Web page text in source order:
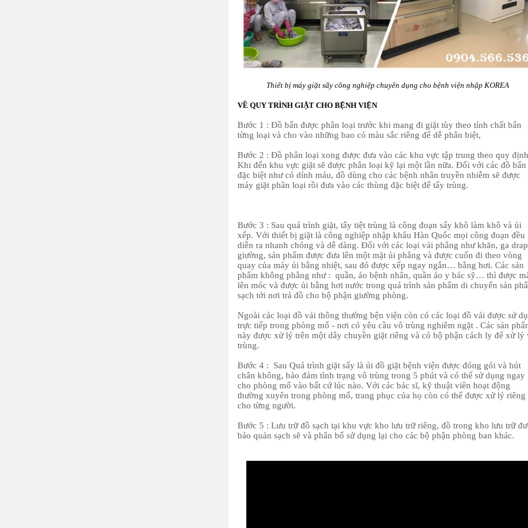
Thiết bị máy giặt sấy công nghiệp chuyên dụng cho bệnh viện nhập KOREA
VỀ QUY TRÌNH GIẶT CHO BỆNH VIỆN
Bước 1 : Đồ bẩn được phân loại trước khi mang đi giặt tùy theo tính chất bẩn
từng loại và cho vào những bao có màu sắc riêng để dễ phân biệt,
Bước 2 : Đồ phân loại xong được đưa vào các khu vực tập trung theo quy
Khi đến khu vực giặt sẽ được phân loại kỹ lại một lần nữa. Đối với các đồ bẩn
đặc biệt như có dính máu, đồ dùng cho các bệnh nhân truyền nhiễm sẽ được
máy giặt phân loại rồi đưa vào các thùng đặc biệt để tẩy trùng.
Bước 3 : Sau quá trình giặt, tẩy tiệt trùng là công đoạn sấy khô làm khô và ủi
xếp. Với thiết bị giặt là công nghiệp nhập khẩu Hàn Quốc mọi công đoạn đều
diễn ra nhanh chóng và dễ dàng. Đối với các loại vải phẳng như khăn, ga drap
giường, sản phẩm được đưa lên một mặt ủi phẳng và được cuốn đi theo vòng
quay của máy ủi bằng nhiệt, sau đó được xếp ngay ngắn… bằng hơi. Các sản
phẩm không phẳng như : quần, áo bệnh nhân, quần áo y bác sỹ… thì được
lên móc và được ủi bằng hơi nước trong quá trình sản phẩm di chuyển sản
sạch tới nơi trả đồ cho bộ phận giường phòng.
Ngoài các loại đồ vải thông thường bện viện còn có các loại đồ vải được sử
trực tiếp trong phòng mổ - nơi có yêu cầu vô trùng nghiêm ngặt . Các sản
này được xử lý trên một dây chuyền giặt riêng và có bộ phận cách ly để xử lý
trùng.
Bước 4 : Sau Quá trình giặt sấy là ủi đồ giặt bệnh viện được đóng gói và hút
chân không, bảo đảm tình trạng vô trùng trong 5 phút và có thể sử dụng ngay
cho phòng mổ vào bất cứ lúc nào. Với các bác sĩ, kỹ thuật viên hoạt động
thường xuyên trong phòng mổ, trang phục của họ còn có thể được xử lý riêng
cho từng người.
Bước 5 : Lưu trữ đồ sạch tại khu vực kho lưu trữ riêng, đồ trong kho lưu trữ
bảo quản sạch sẽ và phân bổ sử dụng lại cho các bộ phận phòng ban khác.